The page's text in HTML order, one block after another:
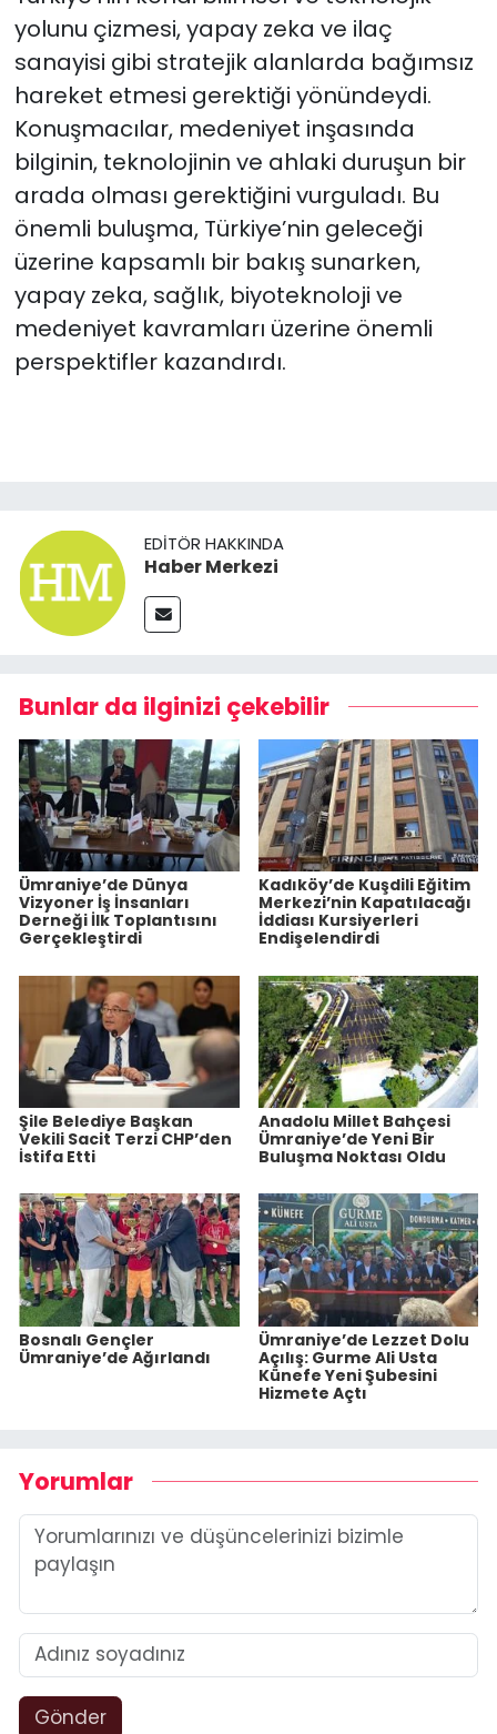
yolunu çizmesi, yapay zeka ve ilaç
sanayisi gibi stratejik alanlarda bağımsız
hareket etmesi gerektiği yönündeydi.
Konuşmacılar, medeniyet inşasında
bilginin, teknolojinin ve ahlaki duruşun bir
arada olması gerektiğini vurguladı. Bu
önemli buluşma, Türkiye’nin geleceği
üzerine kapsamlı bir bakış sunarken,
yapay zeka, sağlık, biyoteknoloji ve
medeniyet kavramları üzerine önemli
perspektifler kazandırdı.
EDITÖR HAKKINDA
Haber Merkezi
Bunlar da ilginizi çekebilir
Ümraniye’de Dünya
Vizyoner İş İnsanları
Derneği İlk Toplantısını
Gerçekleştirdi
Kadıköy’de Kuşdili Eğitim
Merkezi’nin Kapatılacağı
İddiası Kursiyerleri
Endişelendirdi
Şile Belediye Başkan
Vekili Sacit Terzi CHP’den
İstifa Etti
Anadolu Millet Bahçesi
Ümraniye’de Yeni Bir
Buluşma Noktası Oldu
Bosnalı Gençler
Ümraniye’de Ağırlandı
Ümraniye’de Lezzet Dolu
Açılış: Gurme Ali Usta
Künefe Yeni Şubesini
Hizmete Açtı
Yorumlar
Gönder